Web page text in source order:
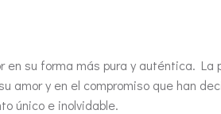
su forma más pura y auténtica. La
amor y en el compromiso que han
único e inolvidable.